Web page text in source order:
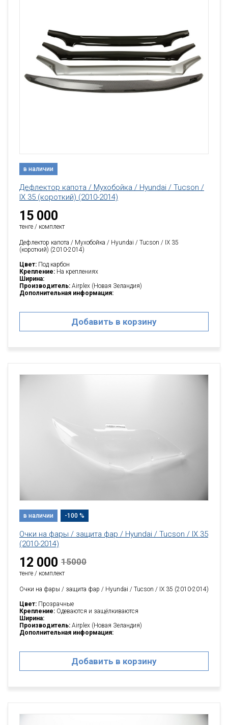
в наличии
Дефлектор капота / Мухобойка / Hyundai / Tucson /
IX 35 (короткий) (2010-2014)
15 000
тенге / комплект
Дефлектор капота / Мухобойка / Hyundai / Tucson / IX 35
(короткий) (2010-2014)
Цвет: Под карбон
Крепление: На креплениях
Ширина:
Производитель: Airplex (Новая Зеландия)
Дополнительная информация:
Добавить в корзину
в наличии -100 %
Очки на фары / защита фар / Hyundai / Tucson / IX 35
(2010-2014)
12 000 15000
тенге / комплект
Очки на фары / защита фар / Hyundai / Tucson / IX 35 (2010-2014)
Цвет: Прозрачные
Крепление: Одеваются и защёлкиваются
Ширина:
Производитель: Airplex (Новая Зеландия)
Дополнительная информация:
Добавить в корзину